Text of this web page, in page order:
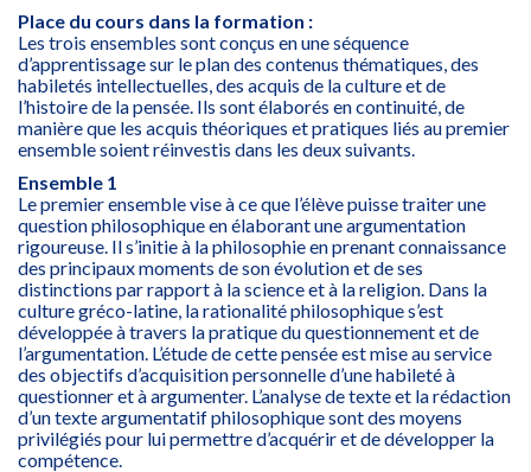
Place du cours dans la formation :
Les trois ensembles sont conçus en une séquence
d’apprentissage sur le plan des contenus thématiques, des
habiletés intellectuelles, des acquis de la culture et de
l’histoire de la pensée. Ils sont élaborés en continuité, de
manière que les acquis théoriques et pratiques liés au premier
ensemble soient réinvestis dans les deux suivants.
Ensemble 1
Le premier ensemble vise à ce que l’élève puisse traiter une
question philosophique en élaborant une argumentation
rigoureuse. Il s’initie à la philosophie en prenant connaissance
des principaux moments de son évolution et de ses
distinctions par rapport à la science et à la religion. Dans la
culture gréco-latine, la rationalité philosophique s’est
développée à travers la pratique du questionnement et de
l’argumentation. L’étude de cette pensée est mise au service
des objectifs d’acquisition personnelle d’une habileté à
questionner et à argumenter. L’analyse de texte et la rédaction
d’un texte argumentatif philosophique sont des moyens
privilégiés pour lui permettre d’acquérir et de développer la
compétence.